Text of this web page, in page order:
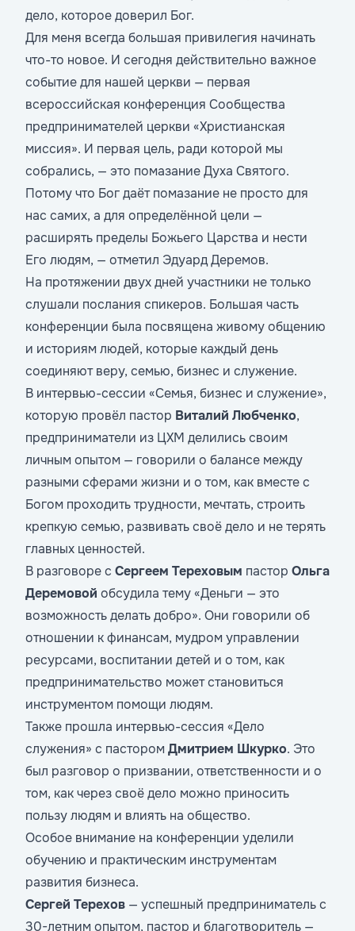
дело, которое доверил Бог.
Для меня всегда большая привилегия начинать
что-то новое. И сегодня действительно важное
событие для нашей церкви — первая
всероссийская конференция Сообщества
предпринимателей церкви «Христианская
миссия». И первая цель, ради которой мы
собрались, — это помазание Духа Святого.
Потому что Бог даёт помазание не просто для
нас самих, а для определённой цели —
расширять пределы Божьего Царства и нести
Его людям, — отметил Эдуард Деремов.
На протяжении двух дней участники не только
слушали послания спикеров. Большая часть
конференции была посвящена живому общению
и историям людей, которые каждый день
соединяют веру, семью, бизнес и служение.
В интервью-сессии «Семья, бизнес и служение»,
которую провёл пастор Виталий Любченко,
предприниматели из ЦХМ делились своим
личным опытом — говорили о балансе между
разными сферами жизни и о том, как вместе с
Богом проходить трудности, мечтать, строить
крепкую семью, развивать своё дело и не терять
главных ценностей.
В разговоре с Сергеем Тереховым пастор Ольга
Деремовой обсудила тему «Деньги — это
возможность делать добро». Они говорили об
отношении к финансам, мудром управлении
ресурсами, воспитании детей и о том, как
предпринимательство может становиться
инструментом помощи людям.
Также прошла интервью-сессия «Дело
служения» с пастором Дмитрием Шкурко. Это
был разговор о призвании, ответственности и о
том, как через своё дело можно приносить
пользу людям и влиять на общество.
Особое внимание на конференции уделили
обучению и практическим инструментам
развития бизнеса.
Сергей Терехов — успешный предприниматель с
30-летним опытом, пастор и благотворитель —